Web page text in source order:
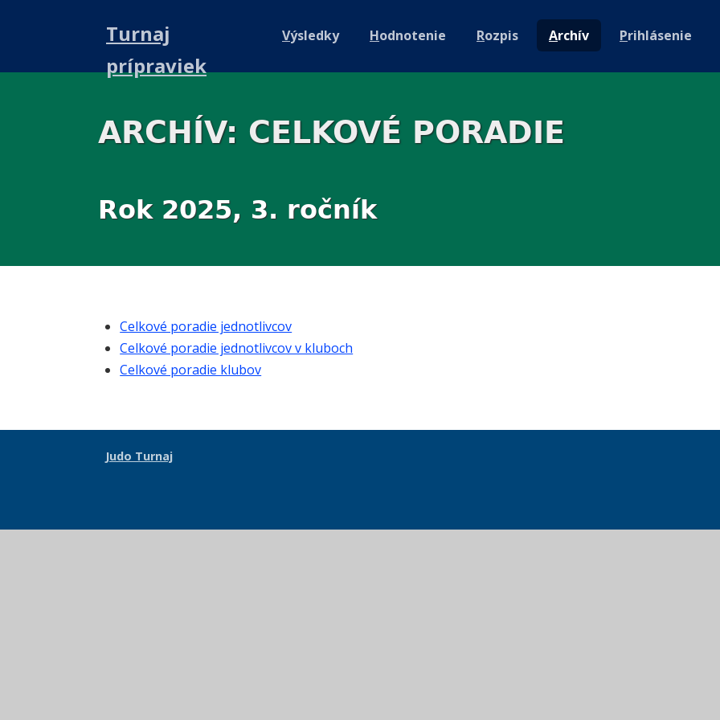
Turnaj
prípraviek
Výsledky Hodnotenie Rozpis Archív Prihlásenie
ARCHÍV: CELKOVÉ PORADIE
Rok 2025, 3. ročník
Celkové poradie jednotlivcov
Celkové poradie jednotlivcov v kluboch
Celkové poradie klubov
Judo Turnaj